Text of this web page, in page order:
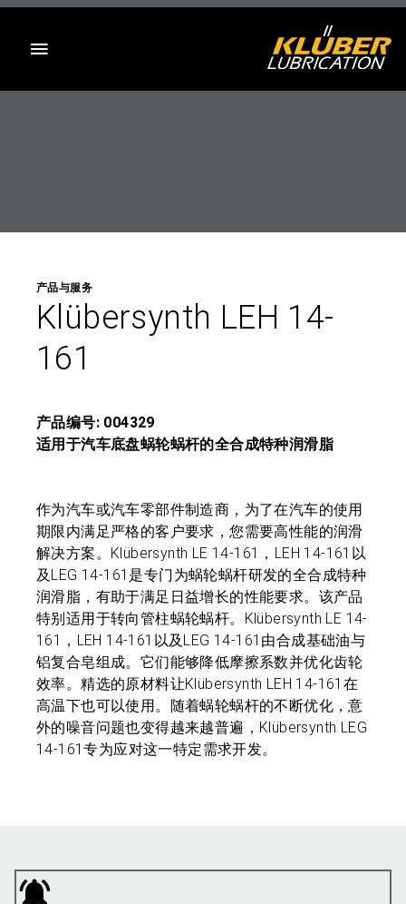
产品与服务
Klübersynth LEH 14-
161
产品编号: 004329
适用于汽车底盘蜗轮蜗杆的全合成特种润滑脂
作为汽车或汽车零部件制造商，为了在汽车的使用
期限内满足严格的客户要求，您需要高性能的润滑
解决方案。Klübersynth LE 14-161，LEH 14-161以
及LEG 14-161是专门为蜗轮蜗杆研发的全合成特种
润滑脂，有助于满足日益增长的性能要求。该产品
特别适用于转向管柱蜗轮蜗杆。Klübersynth LE 14-
161，LEH 14-161以及LEG 14-161由合成基础油与
铝复合皂组成。它们能够降低摩擦系数并优化齿轮
效率。精选的原材料让Klübersynth LEH 14-161在
高温下也可以使用。随着蜗轮蜗杆的不断优化，意
外的噪音问题也变得越来越普遍，Klübersynth LEG
14-161专为应对这一特定需求开发。